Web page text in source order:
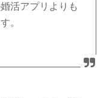
活アプリよりも
。